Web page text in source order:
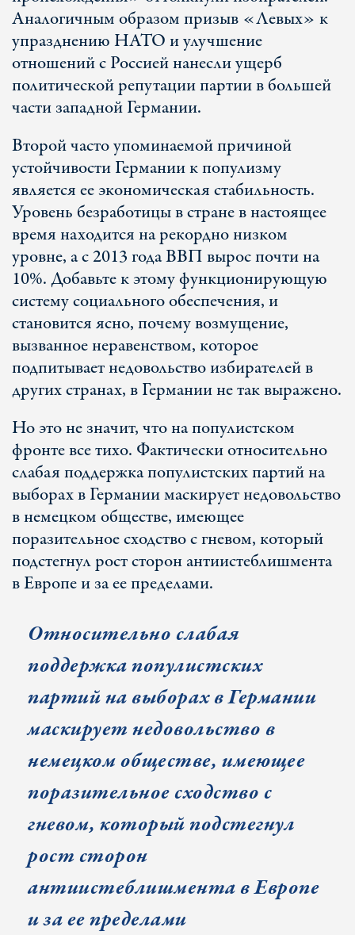
Аналогичным образом призыв «Левых» к
упразднению НАТО и улучшение
отношений с Россией нанесли ущерб
политической репутации партии в большей
части западной Германии.
Второй часто упоминаемой причиной
устойчивости Германии к популизму
является ее экономическая стабильность.
Уровень безработицы в стране в настоящее
время находится на рекордно низком
уровне, а с 2013 года ВВП вырос почти на
10%. Добавьте к этому функционирующую
систему социального обеспечения, и
становится ясно, почему возмущение,
вызванное неравенством, которое
подпитывает недовольство избирателей в
других странах, в Германии не так выражено.
Но это не значит, что на популистском
фронте все тихо. Фактически относительно
слабая поддержка популистских партий на
выборах в Германии маскирует недовольство
в немецком обществе, имеющее
поразительное сходство с гневом, который
подстегнул рост сторон антиистеблишмента
в Европе и за ее пределами.
Относительно слабая
поддержка популистских
партий на выборах в Германии
маскирует недовольство в
немецком обществе, имеющее
поразительное сходство с
гневом, который подстегнул
рост сторон
антиистеблишмента в Европе
и за ее пределами